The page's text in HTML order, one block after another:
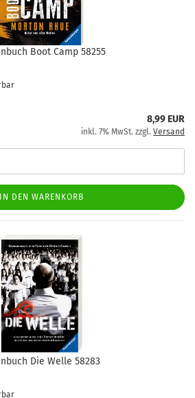
Boot Camp 58255
8,99 EUR
inkl. 7% MwSt. zzgl. Versand
IN DEN WARENKORB
Die Welle 58283